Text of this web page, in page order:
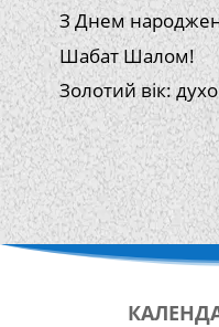
З Днем
Шабат Шалом!
Золотий вік: